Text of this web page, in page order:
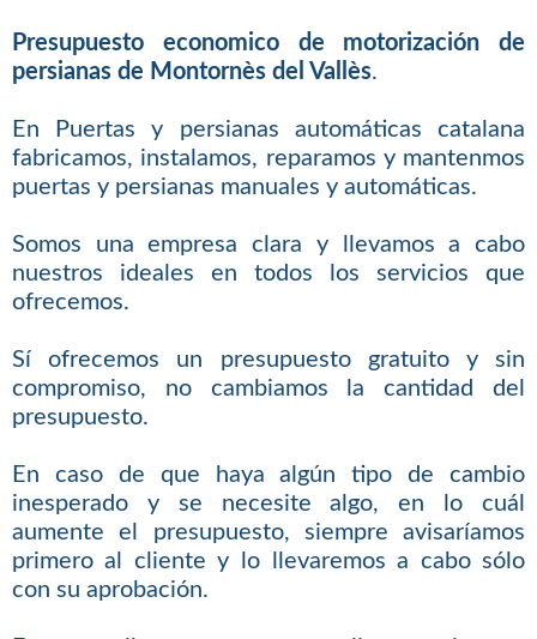
Presupuesto economico de motorización de
persianas de Montornès del Vallès.
En Puertas y persianas automáticas catalana
fabricamos, instalamos, reparamos y mantenmos
puertas y persianas manuales y automáticas.
Somos una empresa clara y llevamos a cabo
nuestros ideales en todos los servicios que
ofrecemos.
Sí ofrecemos un presupuesto gratuito y sin
compromiso, no cambiamos la cantidad del
presupuesto.
En caso de que haya algún tipo de cambio
inesperado y se necesite algo, en lo cuál
aumente el presupuesto, siempre avisaríamos
primero al cliente y lo llevaremos a cabo sólo
con su aprobación.